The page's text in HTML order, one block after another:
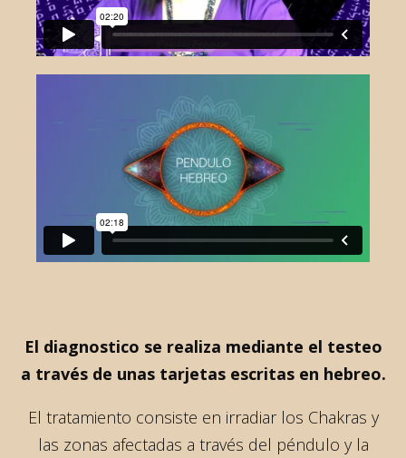
El diagnostico se realiza mediante el testeo
a través de unas tarjetas escritas en hebreo.
El tratamiento consiste en irradiar los Chakras y
las zonas afectadas a través del péndulo y la